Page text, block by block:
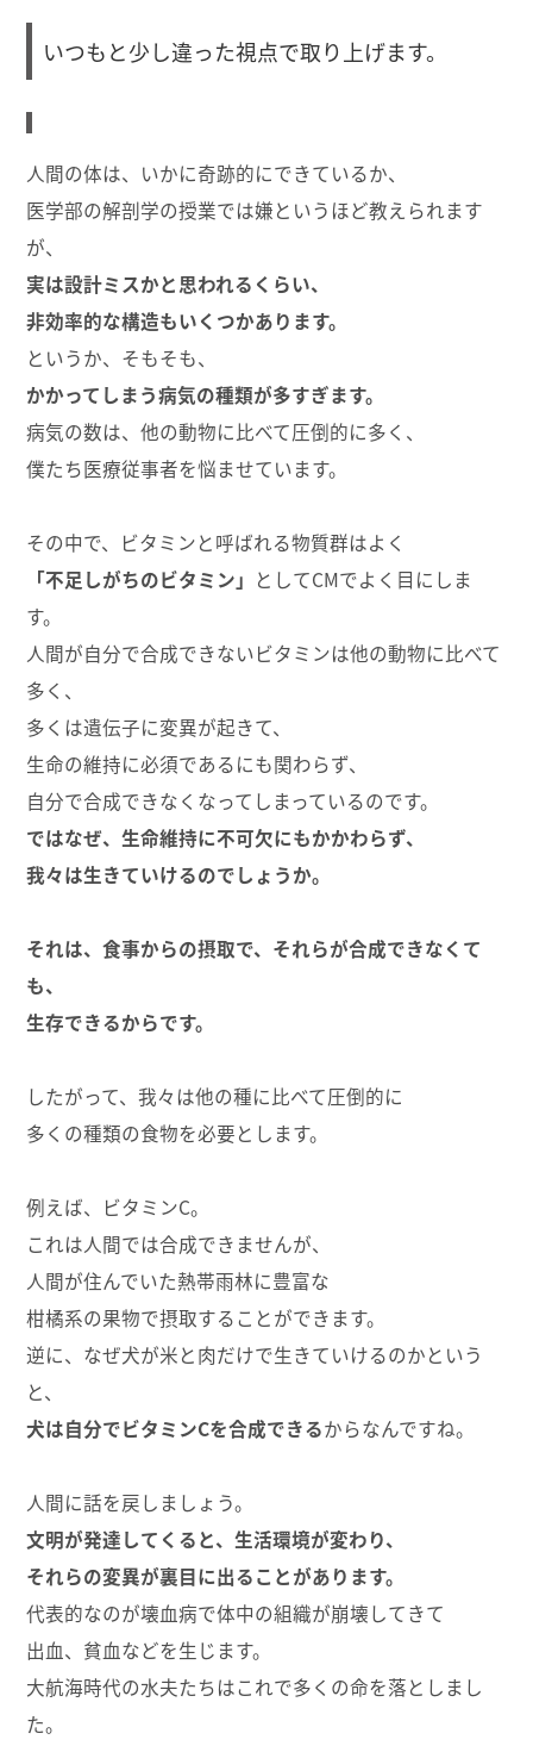
いつもと少し違った視点で取り上げます。
人間の体は、いかに奇跡的にできているか、
医学部の解剖学の授業では嫌というほど教えられます
が、
実は設計ミスかと思われるくらい、
非効率的な構造もいくつかあります。
というか、そもそも、
かかってしまう病気の種類が多すぎます。
病気の数は、他の動物に比べて圧倒的に多く、
僕たち医療従事者を悩ませています。
その中で、ビタミンと呼ばれる物質群はよく
「不足しがちのビタミン」 としてCMでよく目にしま
す。
人間が自分で合成できないビタミンは他の動物に比べて
多く、
多くは遺伝子に変異が起きて、
生命の維持に必須であるにも関わらず、
自分で合成できなくなってしまっているのです。
ではなぜ、生命維持に不可欠にもかかわらず、
我々は生きていけるのでしょうか。
それは、食事からの摂取で、それらが合成できなくて
も、
生存できるからです。
したがって、我々は他の種に比べて圧倒的に
多くの種類の食物を必要とします。
例えば、ビタミンC。
これは人間では合成できませんが、
人間が住んでいた熱帯雨林に豊富な
柑橘系の果物で摂取することができます。
逆に、なぜ犬が米と肉だけで生きていけるのかという
と、
犬は自分でビタミンCを合成できるからなんですね。
人間に話を戻しましょう。
文明が発達してくると、生活環境が変わり、
それらの変異が裏目に出ることがあります。
代表的なのが壊血病で体中の組織が崩壊してきて
出血、貧血などを生じます。
大航海時代の水夫たちはこれで多くの命を落としまし
た。